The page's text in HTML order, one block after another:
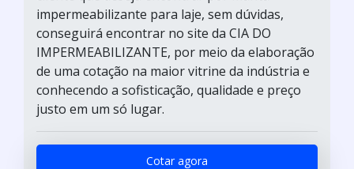
impermeabilizante para laje, sem dúvidas,
conseguirá encontrar no site da CIA DO
IMPERMEABILIZANTE, por meio da elaboração
de uma cotação na maior vitrine da indústria e
conhecendo a sofisticação, qualidade e preço
justo em um só lugar.
Cotar agora